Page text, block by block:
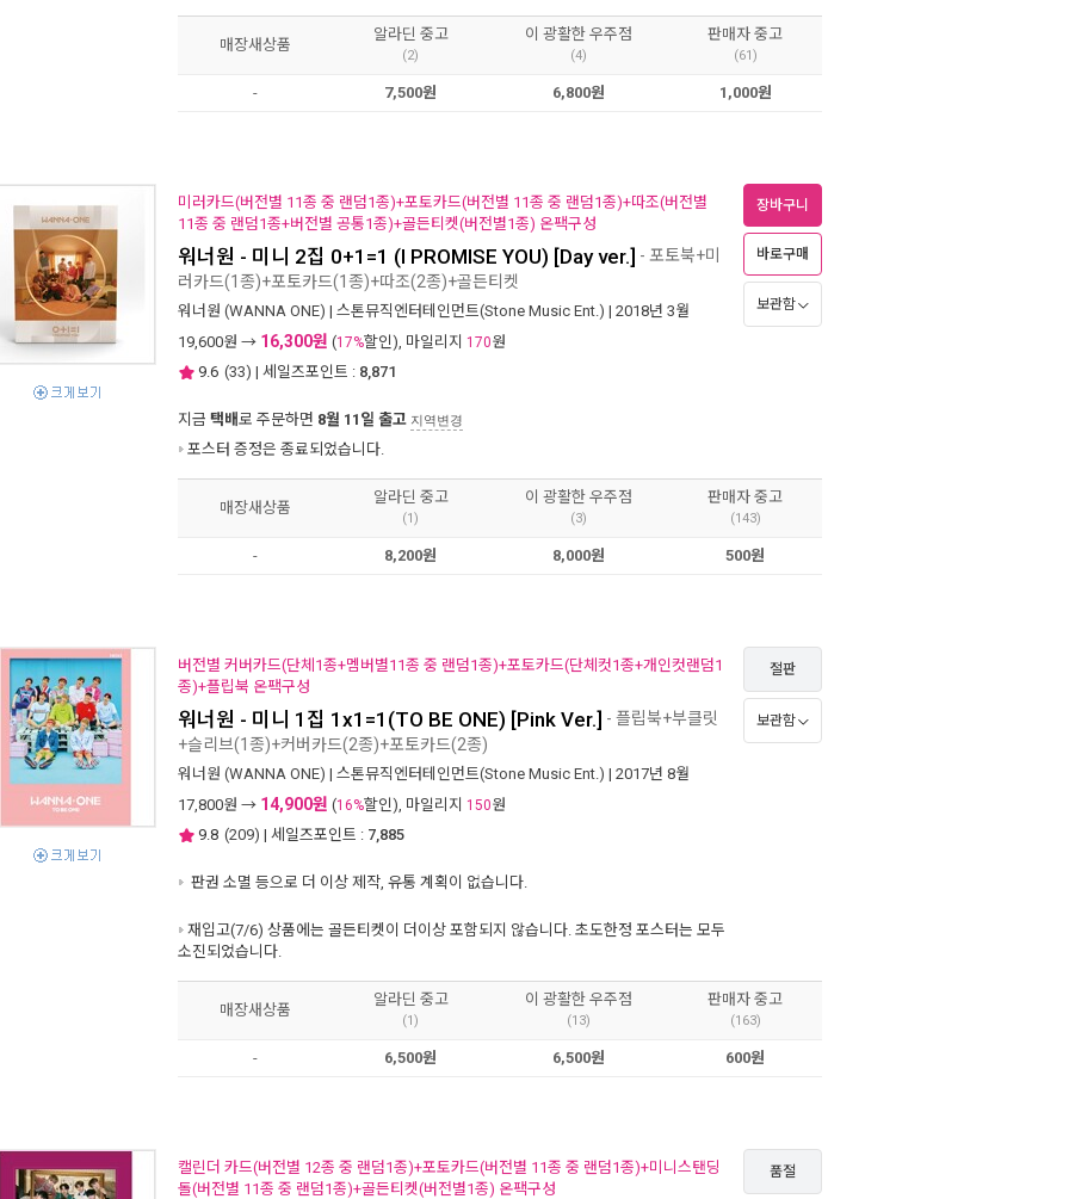
매장새상품
알라딘 중고
(2)
이 광활한 우주점
(4)
판매자 중고
(61)
- 7,500원 6,800원 1,000원
미러카드(버전별 11종 중 랜덤1종)+포토카드(버전별 11종 중 랜덤1종)+따조(버전별
11종 중 랜덤1종+버전별 공통1종)+골든티켓(버전별1종) 온팩구성
워너원 - 미니 2집 0+1=1 (I PROMISE YOU) [Day ver.] - 포토북+미
러카드(1종)+포토카드(1종)+따조(2종)+골든티켓
워너원 (WANNA ONE) | 스톤뮤직엔터테인먼트(Stone Music Ent.) | 2018년 3월
19,600원 → 16,300원 (17%할인), 마일리지 170원
9.6 (33) | 세일즈포인트 : 8,871
지금 택배로 주문하면 8월 11일 출고 지역변경
포스터 증정은 종료되었습니다.
장바구니
바로구매
보관함
매장새상품
알라딘 중고
(1)
이 광활한 우주점
(3)
판매자 중고
(143)
- 8,200원 8,000원 500원
버전별 커버카드(단체1종+멤버별11종 중 랜덤1종)+포토카드(단체컷1종+개인컷랜덤1
종)+플립북 온팩구성
워너원 - 미니 1집 1x1=1(TO BE ONE) [Pink Ver.] - 플립북+부클릿
+슬리브(1종)+커버카드(2종)+포토카드(2종)
워너원 (WANNA ONE) | 스톤뮤직엔터테인먼트(Stone Music Ent.) | 2017년 8월
17,800원 → 14,900원 (16%할인), 마일리지 150원
9.8 (209) | 세일즈포인트 : 7,885
판권 소멸 등으로 더 이상 제작, 유통 계획이 없습니다.
재입고(7/6) 상품에는 골든티켓이 더이상 포함되지 않습니다. 초도한정 포스터는 모두
소진되었습니다.
절판
보관함
매장새상품
알라딘 중고
(1)
이 광활한 우주점
(13)
판매자 중고
(163)
- 6,500원 6,500원 600원
캘린더 카드(버전별 12종 중 랜덤1종)+포토카드(버전별 11종 중 랜덤1종)+미니스탠딩
돌(버전별 11종 중 랜덤1종)+골든티켓(버전별1종) 온팩구성
품절